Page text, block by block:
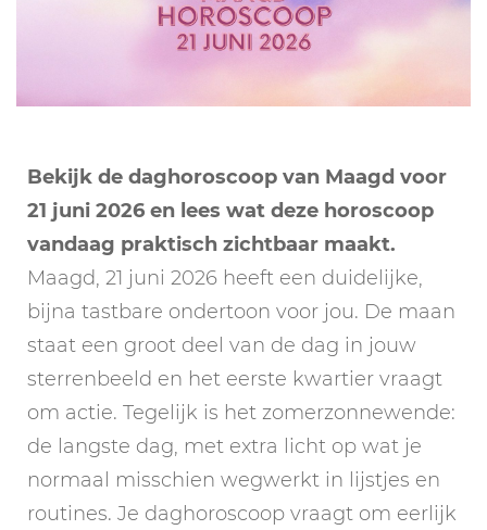
Bekijk de daghoroscoop van Maagd voor
21 juni 2026 en lees wat deze horoscoop
vandaag praktisch zichtbaar maakt.
Maagd, 21 juni 2026 heeft een duidelijke,
bijna tastbare ondertoon voor jou. De maan
staat een groot deel van de dag in jouw
sterrenbeeld en het eerste kwartier vraagt
om actie. Tegelijk is het zomerzonnewende:
de langste dag, met extra licht op wat je
normaal misschien wegwerkt in lijstjes en
routines. Je daghoroscoop vraagt om eerlijk